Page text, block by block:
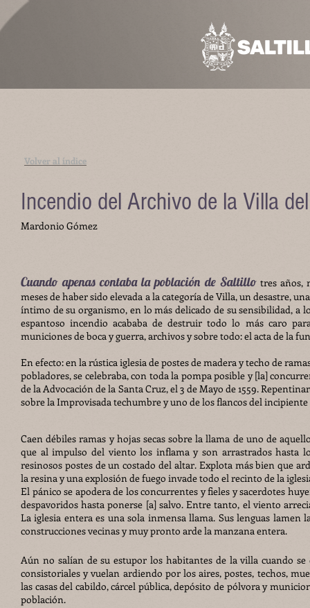
Volver al índice
Incendio del Archivo de la Villa
Mardonio Gómez
Cuando apenas contaba la población de Saltillo tres años,
meses de haber sido elevada a la categoría de Villa, un desastre,
íntimo de su organismo, en lo más delicado de su sensibilidad, a
espantoso incendio acababa de destruir todo lo más caro
municiones de boca y guerra, archivos y sobre todo: el acta de la
En efecto: en la rústica iglesia de postes de madera y techo de
pobladores, se celebraba, con toda la pompa posible y [la]
de la Advocación de la Santa Cruz, el 3 de Mayo de 1559.
sobre la Improvisada techumbre y uno de los flancos del
Aún no salían de su estupor los habitantes de la villa cuando se
consistoriales y vuelan ardiendo por los aires, postes, techos,
las casas del cabildo, cárcel pública, depósito de pólvora y
población.
Caen débiles ramas y hojas secas sobre la llama de uno de
que al impulso del viento los inflama y son arrastrados hasta
resinosos postes de un costado del altar. Explota más bien que
la resina y una explosión de fuego invade todo el recinto de la
El pánico se apodera de los concurrentes y fieles y sacerdotes
despavoridos hasta ponerse [a] salvo. Entre tanto, el viento
La iglesia entera es una sola inmensa llama. Sus lenguas lamen
construcciones vecinas y muy pronto arde la manzana entera.